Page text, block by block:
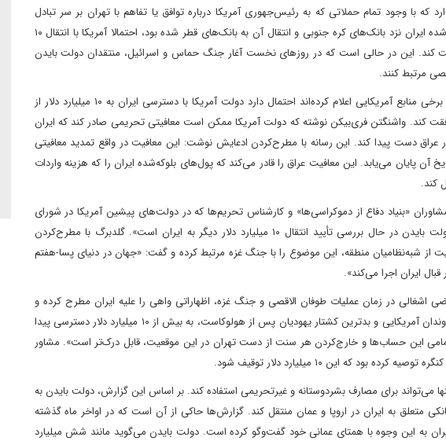
با وجود تمام حملاتی که به رئیس‌جهوری آمریکا درباره توافق یا تفاهم با تهران بر سر تبادل
زندانیان دوتابعیتی و آزادی شش میلیارد دلار از پول‌های بلوکه‌شده ایران نزد بانک‌های کره جنوبی و انتقال آن به بانک‌های قطر شده بود، احتمالا آمریکا با انتقال ۱۰
کند. این در حالی است که در روزهای نخست آغار جنگ حماس و اسرائیل، منتقدان دولت بایدن
مرتبط کنند.
آن‌طور‌که تسنیم به نقل از واشنگتن فری‌بیکن نقل کرده است، برخی منابع آمریکایی اعلام کرده‌اند احتمال دارد دولت آمریکا با دسترسی ایران به ۱۰ میلیارد دلار از
کند. واشنگتن فری‌بیکن نوشته که دولت آمریکا ممکن است معافیتی تحریمی صادر کند که ایران
پول‌های بلوکه‌شده در عراق دست پیدا کند. این رسانه با مطرح‌کردن ادعایش نوشت: این معافیت در واقع تمدید معافیتی
پایان می‌یابد. این معافیت عراق را قادر می‌کند که پول‌های بلوکه‌شده ایران را که هزینه واردات
کند.
«بنیاد دفاع از دموکراسی‌ها» و کارشناس تحریم‌ها که در دولت‌های پیشین آمریکا در شورای
امنیت ملی خدمت کرده بود، در صفحه توییترش نوشت: «دولت بایدن در حال بررسی تأیید انتقال ۱۰ میلیارد دلار دیگر به ایران است». گلدبرگ با مطرح‌کردن
از شبه‌نظامیان منطقه، این موضوع را با جنگ غزه مرتبط کرده و گفت: «جهان در دنیای پسا‌-هفتم
ایران اجرا می‌کند».
اشغالی در زمان عملیات طوفان الاقصی و جنگ غزه، اظهاراتی واهی را علیه ایران مطرح کرده و
پرسید: «چرا ایران باید پس از یکی از بدترین حملات علیه شهروندان آمریکایی و بدترین کشتار یهودیان پس از هولوکاست، به بیش از ۱۰ میلیارد دلار دسترسی پیدا
تمامی این حساب‌ها و خارج‌کردن هر سنت از دست تهران در این موقعیت، قابل درک‌تر است». مشاور
که این ۱۰ میلیارد دلار توقیف شود.
می‌گوید ایران از این ۱۰ میلیارد دلار تنها می‌تواند برای مصارف بشردوستانه و غیرتحریمی استفاده کند. بر اساس این گزارش، دولت بایدن به
متعلق به ایران در اروپا و عمان منتقل کند. گزارش‌ها حاکی از آن است که در اواخر ماه گذشته
به این وجوه با همتای عمانی خود گفت‌وگو کرده است. دولت بایدن می‌گوید مانند شش میلیارد